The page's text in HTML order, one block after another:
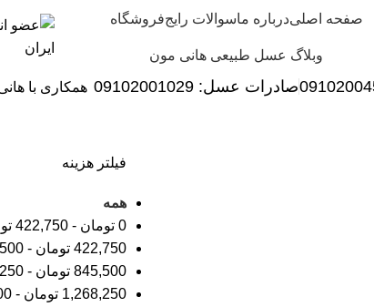
صفحه اصلیدرباره ماسوالات رایجفروشگاه
وبلاگ عسل طبیعی هانی مون
صادرات عسل: 09102001029 همکاری با
فیلتر هزینه
همه
0 تومان -
422,750
422,750 تومان -
845,500 تومان -
1,268,250 تومان -